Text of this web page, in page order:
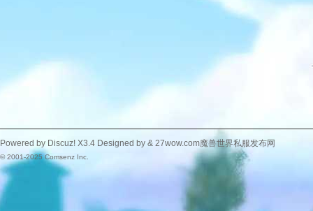
Powered by Discuz! X3.4 Designed by & 27wow.com魔兽世界私服发布网
© 2001-2025Comsenz Inc.